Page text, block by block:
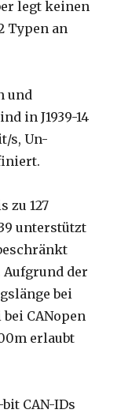
legt keinen
Typen an
und
in J1939-14
s, Un-
zu 127
unterstützt
Aufgrund der
bei
CANopen
erlaubt
CAN-IDs